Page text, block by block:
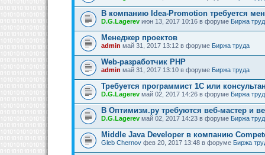
В компанию Idea-Promotion требуется
D.G.Lagerev июн 13, 2017 10:16 в форуме Биржа
Менеджер проектов
admin май 31, 2017 13:12 в форуме Биржа труда
Web-разработчик PHP
admin май 31, 2017 13:10 в форуме Биржа труда
Требуется программист 1C или
D.G.Lagerev май 02, 2017 14:26 в форуме Биржа
В Оптимизм.ру требуются веб-мастер и
D.G.Lagerev май 02, 2017 14:23 в форуме Биржа
Middle Java Developer в компанию
Gleb Chernov фев 20, 2017 13:48 в форуме Биржа